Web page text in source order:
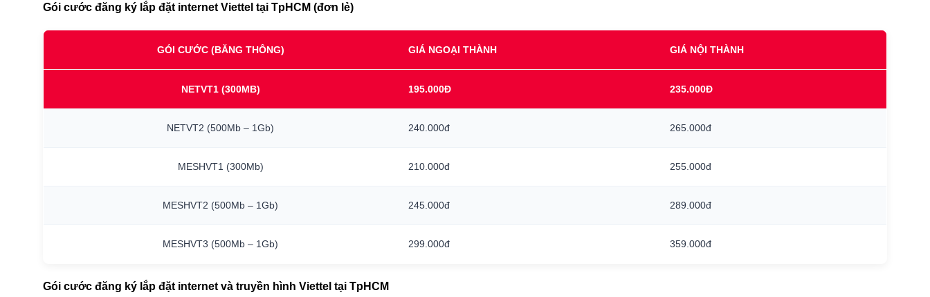
Gói cước đăng ký lắp đặt internet Viettel tại TpHCM (đơn lẻ)
GÓI CƯỚC (BĂNG THÔNG) GIÁ NGOẠI THÀNH GIÁ NỘI THÀNH
NETVT1 (300MB) 195.000Đ 235.000Đ
NETVT2 (500Mb – 1Gb) 240.000đ 265.000đ
MESHVT1 (300Mb) 210.000đ 255.000đ
MESHVT2 (500Mb – 1Gb) 245.000đ 289.000đ
MESHVT3 (500Mb – 1Gb) 299.000đ 359.000đ
Gói cước đăng ký lắp đặt internet và truyền hình Viettel tại TpHCM